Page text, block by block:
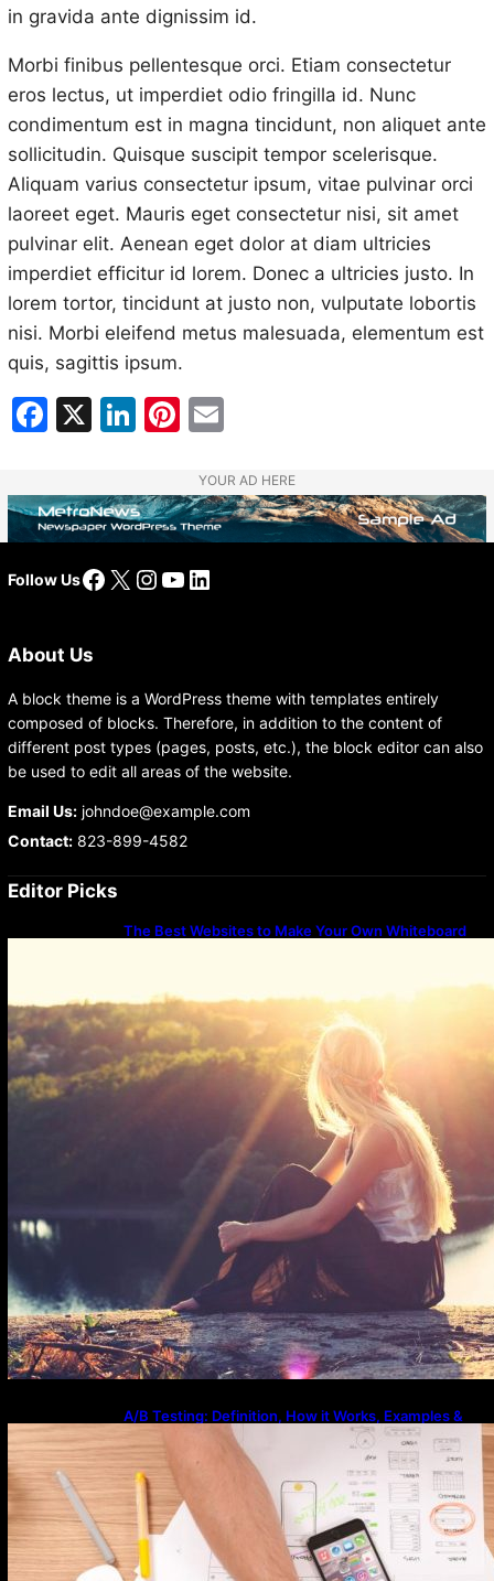
in gravida ante dignissim id.
Morbi finibus pellentesque orci. Etiam consectetur
eros lectus, ut imperdiet odio fringilla id. Nunc
condimentum est in magna tincidunt, non aliquet ante
sollicitudin. Quisque suscipit tempor scelerisque.
Aliquam varius consectetur ipsum, vitae pulvinar orci
laoreet eget. Mauris eget consectetur nisi, sit amet
pulvinar elit. Aenean eget dolor at diam ultricies
imperdiet efficitur id lorem. Donec a ultricies justo. In
lorem tortor, tincidunt at justo non, vulputate lobortis
nisi. Morbi eleifend metus malesuada, elementum est
quis, sagittis ipsum.
Facebook
X LinkedIn
Pinterest
Email
YOUR AD HERE
Follow UsFacebook
X Instagram
YouTube
LinkedIn
About Us
A block theme is a WordPress theme with templates entirely
composed of blocks. Therefore, in addition to the content of
different post types (pages, posts, etc.), the block editor can also
be used to edit all areas of the website.
Email Us: johndoe@example.com
Contact:823-899-4582
Editor Picks
The Best Websites to Make Your Own Whiteboard
A/B Testing: Definition, How it Works, Examples &